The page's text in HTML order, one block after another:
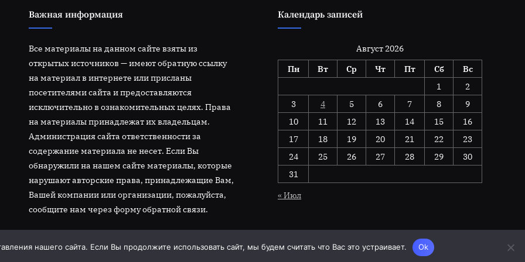
Важная информация
Все материалы на данном сайте взяты из
открытых источников — имеют обратную ссылку
на материал в интернете или присланы
посетителями сайта и предоставляются
исключительно в ознакомительных целях. Права
на материалы принадлежат их владельцам.
Администрация сайта ответственности за
содержание материала не несет. Если Вы
обнаружили на нашем сайте материалы, которые
нарушают авторские права, принадлежащие Вам,
Вашей компании или организации, пожалуйста,
сообщите нам через форму обратной связи.
Календарь записей
Август 2026
Пн
Вт Ср Чт Пт Сб
Вс
1
2
3
4 5 6 7 8
9
10
11 12 13 14 15
16
17
18 19 20 21 22
23
24
25 26 27 28 29
30
31
« Июл
© 2026 goodhandwork.ru. Работает наТема PressBook Grid Blogs
нашего сайта. Если Вы продолжите использовать сайт, мы будем считать что Вас это устраивает. Ok